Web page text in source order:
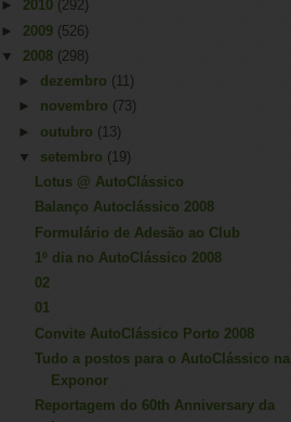
► 2010 (292)
► 2009 (526)
▼ 2008 (298)
► dezembro (11)
► novembro (73)
► outubro (13)
▼ setembro (19)
Lotus @ AutoClássico
Balanço Autoclássico 2008
Formulário de Adesão ao Club
1º dia no AutoClássico 2008
02
01
Convite AutoClássico Porto 2008
Tudo a postos para o AutoClássico na
Exponor
Reportagem do 60th Anniversary da